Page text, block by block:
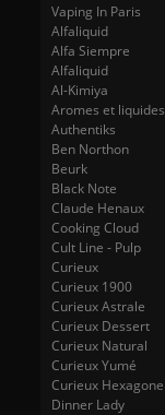
Vaping In Paris
Alfaliquid
Alfa Siempre
Alfaliquid
Al-Kimiya
Aromes et liquides
Authentiks
Ben Northon
Beurk
Black Note
Claude Henaux
Cooking Cloud
Cult Line - Pulp
Curieux
Curieux 1900
Curieux Astrale
Curieux Dessert
Curieux Natural
Curieux Yumé
Curieux Hexagone
Dinner Lady